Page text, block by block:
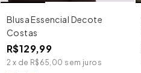
Blusa Essencial Decote
Costas
R$129,99
2 x de R$65,00 sem juros